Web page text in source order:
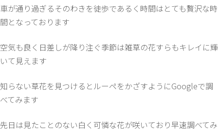
車が通り過ぎるそのわきを徒歩であるく時間はとても贅沢な時
間となっております
空気も良く日差しが降り注ぐ季節は雑草の花すらもキレイに輝
いて見えます
知らない草花を見つけるとルーペをかざすようにGoogleで調
べてみます
先日は見たことのない白く可憐な花が咲いており早速調べてみ